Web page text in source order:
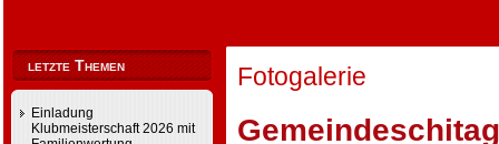
letzte Themen
Einladung
Klubmeisterschaft 2026 mit
Fotogalerie